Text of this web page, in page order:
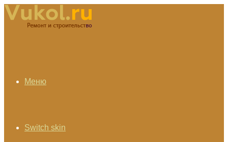
Меню
Switch skin